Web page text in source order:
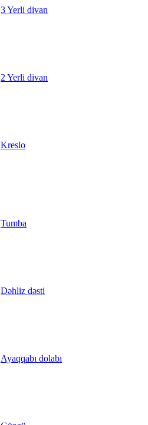
3 Yerli divan
2 Yerli divan
Kreslo
Tumba
Dəhliz dəsti
Ayaqqabı dolabı